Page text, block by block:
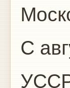
С